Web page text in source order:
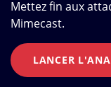
Mettez fin aux
Mimecast.
LANCER